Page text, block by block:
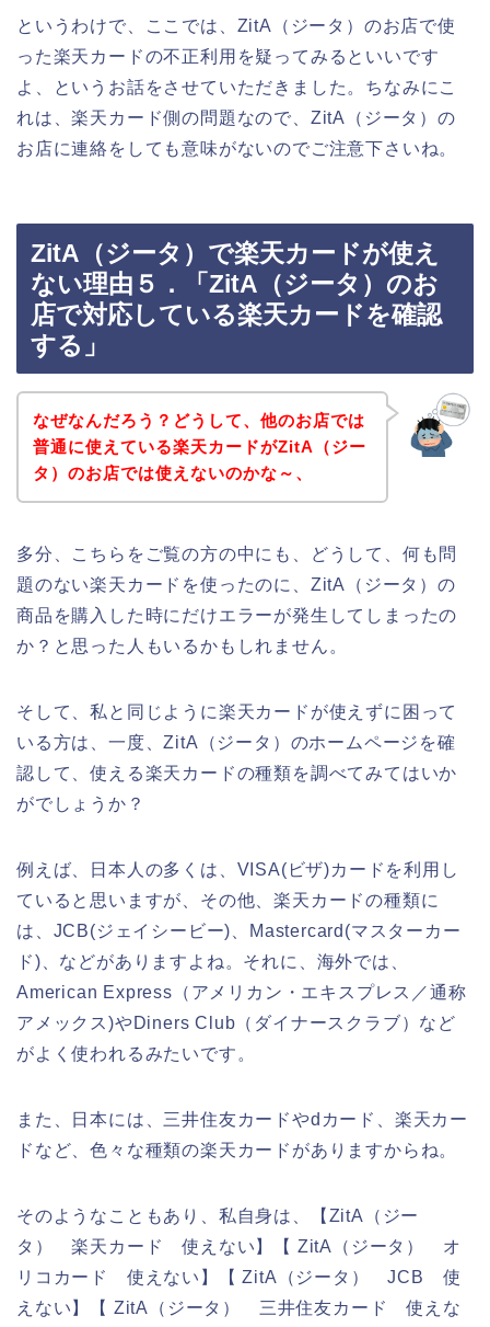
というわけで、ここでは、ZitA（ジータ）のお店で使
った楽天カードの不正利用を疑ってみるといいです
よ、というお話をさせていただきました。ちなみにこ
れは、楽天カード側の問題なので、ZitA（ジータ）の
お店に連絡をしても意味がないのでご注意下さいね。
ZitA（ジータ）で楽天カードが使え
ない理由５．「ZitA（ジータ）のお
店で対応している楽天カードを確認
する」
なぜなんだろう？どうして、他のお店では
普通に使えている楽天カードがZitA（ジー
タ）のお店では使えないのかな～、
多分、こちらをご覧の方の中にも、どうして、何も問
題のない楽天カードを使ったのに、ZitA（ジータ）の
商品を購入した時にだけエラーが発生してしまったの
か？と思った人もいるかもしれません。
そして、私と同じように楽天カードが使えずに困って
いる方は、一度、ZitA（ジータ）のホームページを確
認して、使える楽天カードの種類を調べてみてはいか
がでしょうか？
例えば、日本人の多くは、VISA(ビザ)カードを利用し
ていると思いますが、その他、楽天カードの種類に
は、JCB(ジェイシービー)、Mastercard(マスターカー
ド)、などがありますよね。それに、海外では、
American Express（アメリカン・エキスプレス／通称
アメックス)やDiners Club（ダイナースクラブ）など
がよく使われるみたいです。
また、日本には、三井住友カードやdカード、楽天カー
ドなど、色々な種類の楽天カードがありますからね。
そのようなこともあり、私自身は、【ZitA（ジー
タ） 楽天カード 使えない】【 ZitA（ジータ） オ
リコカード 使えない】【 ZitA（ジータ） JCB 使
えない】【 ZitA（ジータ） 三井住友カード 使えな